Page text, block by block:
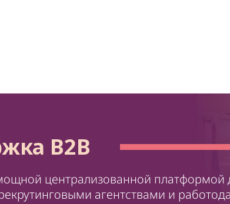
B2B
централизованной платформой
агентствами и